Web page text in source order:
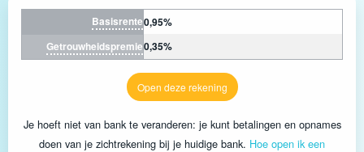
Basisrente0,95%
Getrouwheidspremie0,35%
Open deze rekening
Je hoeft niet van bank te veranderen: je kunt betalingen en opnames
doen van je zichtrekening bij je huidige bank. Hoe open ik een